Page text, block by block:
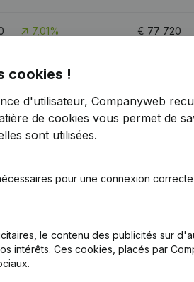
7,01% € 77 720
64,05%
Juridique - Demissions - Nominations
cookies !
d'utilisateur, Companyweb
de cookies vous permet de
sont utilisées.
pour une connexion
le contenu des publicités sur
intérêts. Ces cookies, placés par